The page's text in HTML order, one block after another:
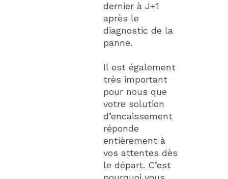
dernier à J+1
après le
diagnostic de la
panne.
Il est également
très important
pour nous que
votre solution
d’encaissement
réponde
entièrement à
vos attentes dès
le départ. C’est